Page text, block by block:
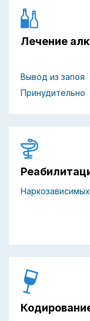
Лечение
Вывод из запоя
Принудительно
Наркозависимых